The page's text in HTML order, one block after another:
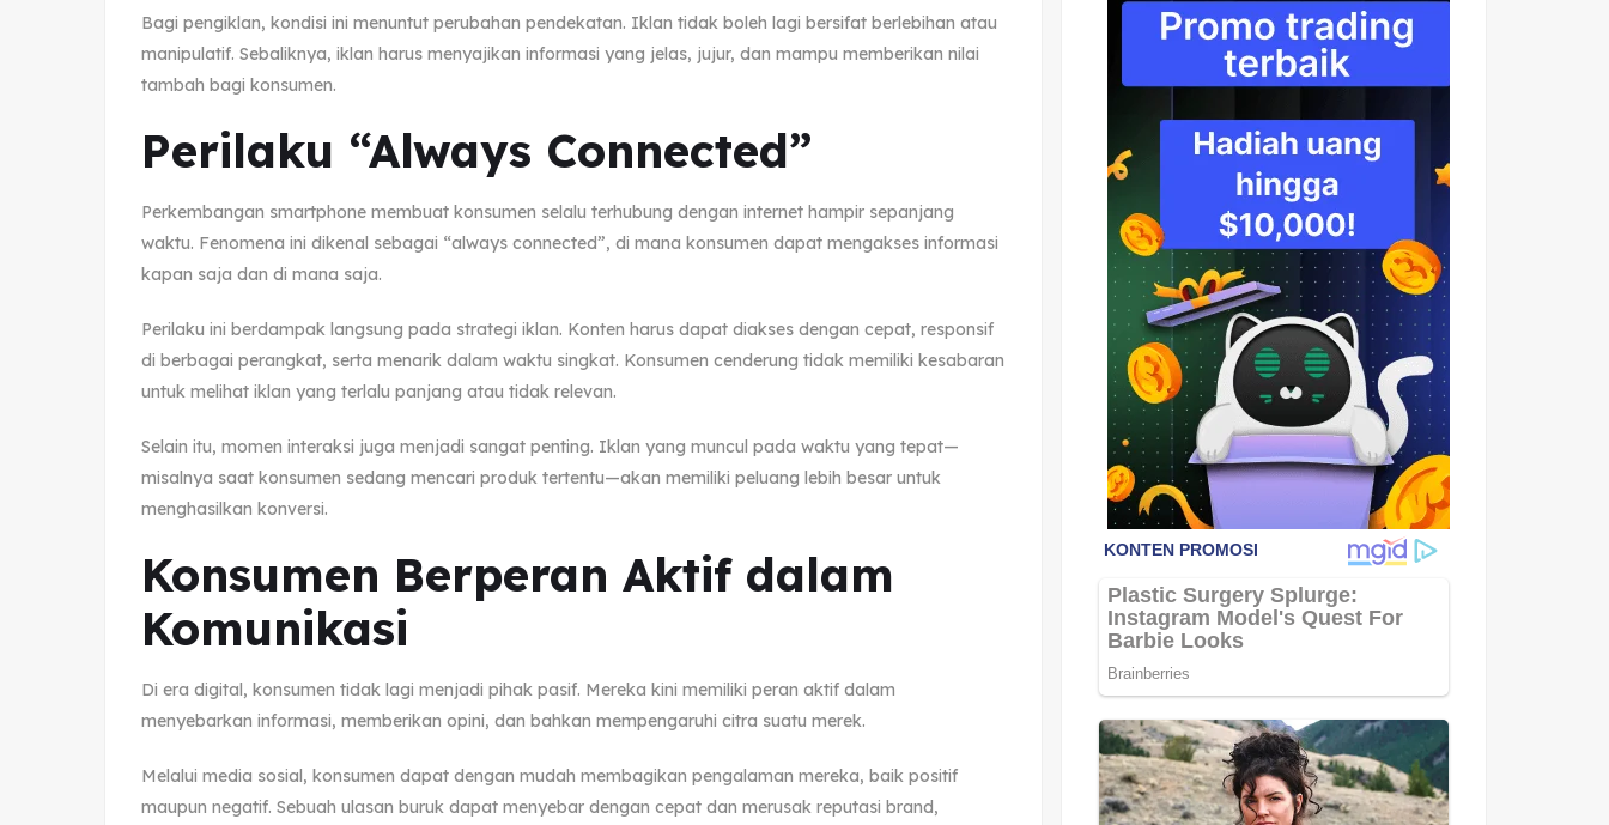
Bagi pengiklan, kondisi ini menuntut perubahan pendekatan. Iklan tidak boleh lagi bersifat berlebihan atau
manipulatif. Sebaliknya, iklan harus menyajikan informasi yang jelas, jujur, dan mampu memberikan nilai
tambah bagi konsumen.
Perilaku “Always Connected”
Perkembangan smartphone membuat konsumen selalu terhubung dengan internet hampir sepanjang
waktu. Fenomena ini dikenal sebagai “always connected”, di mana konsumen dapat mengakses informasi
kapan saja dan di mana saja.
Perilaku ini berdampak langsung pada strategi iklan. Konten harus dapat diakses dengan cepat, responsif
di berbagai perangkat, serta menarik dalam waktu singkat. Konsumen cenderung tidak memiliki kesabaran
untuk melihat iklan yang terlalu panjang atau tidak relevan.
Selain itu, momen interaksi juga menjadi sangat penting. Iklan yang muncul pada waktu yang tepat—
misalnya saat konsumen sedang mencari produk tertentu—akan memiliki peluang lebih besar untuk
menghasilkan konversi.
Konsumen Berperan Aktif dalam
Komunikasi
Di era digital, konsumen tidak lagi menjadi pihak pasif. Mereka kini memiliki peran aktif dalam
menyebarkan informasi, memberikan opini, dan bahkan mempengaruhi citra suatu merek.
Melalui media sosial, konsumen dapat dengan mudah membagikan pengalaman mereka, baik positif
maupun negatif. Sebuah ulasan buruk dapat menyebar dengan cepat dan merusak reputasi brand,